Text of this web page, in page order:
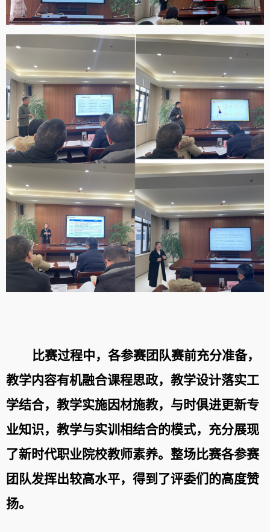
比赛过程中，各参赛团队赛前充分准备，
教学内容有机融合课程思政，教学设计落实工
学结合，教学实施因材施教，与时俱进更新专
业知识，教学与实训相结合的模式，充分展现
了新时代职业院校教师素养。 整场比赛各参赛
团队发挥出较高水平，得到了评委们的高度赞
扬。